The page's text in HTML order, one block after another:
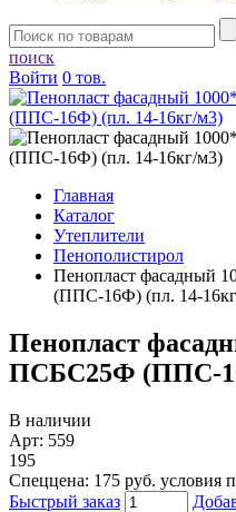
поиск
Войти 0 тов.
Главная
Каталог
Утеплители
Пенополистирол
Пенопласт фасадный
(ППС-16Ф) (пл. 14-
Пенопласт
ПСБС25Ф (ППС-
В наличии
Арт: 559
195
Спеццена: 175 руб. условия
Быстрый заказ